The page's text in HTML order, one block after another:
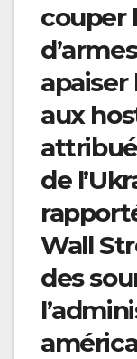
couper
apaiser
aux
de
Wall
des